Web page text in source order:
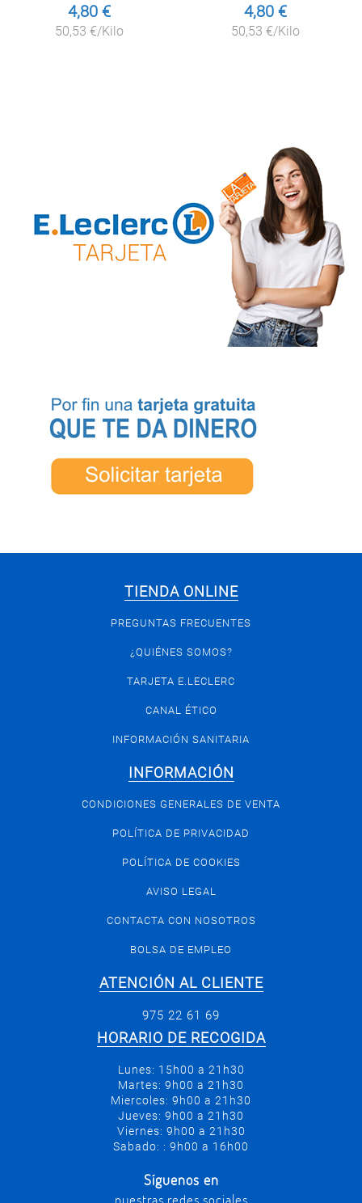
4,80 €
50,53 €/Kilo
4,80 €
50,53 €/Kilo
TIENDA ONLINE
PREGUNTAS FRECUENTES
¿QUIÉNES SOMOS?
TARJETA E.LECLERC
CANAL ÉTICO
INFORMACIÓN SANITARIA
INFORMACIÓN
CONDICIONES GENERALES DE VENTA
POLÍTICA DE PRIVACIDAD
POLÍTICA DE COOKIES
AVISO LEGAL
CONTACTA CON NOSOTROS
BOLSA DE EMPLEO
ATENCIÓN AL CLIENTE
975 22 61 69
HORARIO DE RECOGIDA
Lunes: 15h00 a 21h30
Martes: 9h00 a 21h30
Miercoles: 9h00 a 21h30
Jueves: 9h00 a 21h30
Viernes: 9h00 a 21h30
Sabado: : 9h00 a 16h00
Síguenos en
nuestras redes sociales